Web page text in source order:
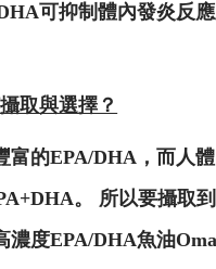
可抑制體內發炎反應
取與選擇？
富的EPA/DHA，而人
。 所以要攝取
濃度EPA/DHA魚油